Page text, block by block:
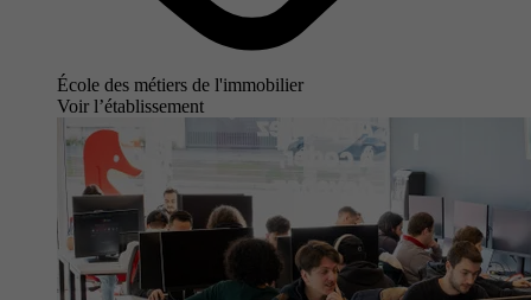
École des métiers de l'immobilier
Voir l’établissement